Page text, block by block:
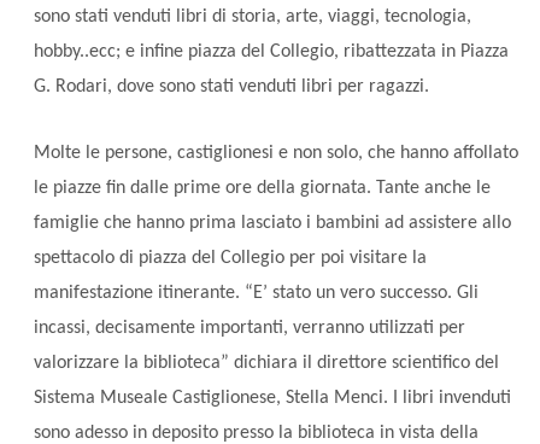
sono stati venduti libri di storia, arte, viaggi, tecnologia,
hobby..ecc; e infine piazza del Collegio, ribattezzata in Piazza
G. Rodari, dove sono stati venduti libri per ragazzi.
Molte le persone, castiglionesi e non solo, che hanno affollato
le piazze fin dalle prime ore della giornata. Tante anche le
famiglie che hanno prima lasciato i bambini ad assistere allo
spettacolo di piazza del Collegio per poi visitare la
manifestazione itinerante. “E’ stato un vero successo. Gli
incassi, decisamente importanti, verranno utilizzati per
valorizzare la biblioteca” dichiara il direttore scientifico del
Sistema Museale Castiglionese, Stella Menci. I libri invenduti
sono adesso in deposito presso la biblioteca in vista della